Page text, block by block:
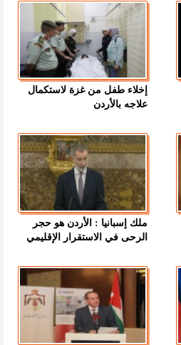
إخلاء طفل من غزة لاستكمال
علاجه بالأردن
ملك إسبانيا : الأردن هو حجر
الرحى في الاستقرار الإقليمي